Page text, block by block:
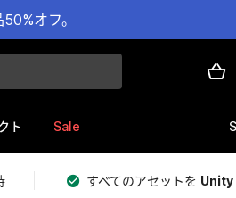
オフ。
ト Sale
すべてのアセットを Unity